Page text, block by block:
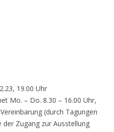
19.00 Uhr
Mo. – Do. 8.30 – 16.00 Uhr,
(durch Tagungen
Zugang zur Ausstellung